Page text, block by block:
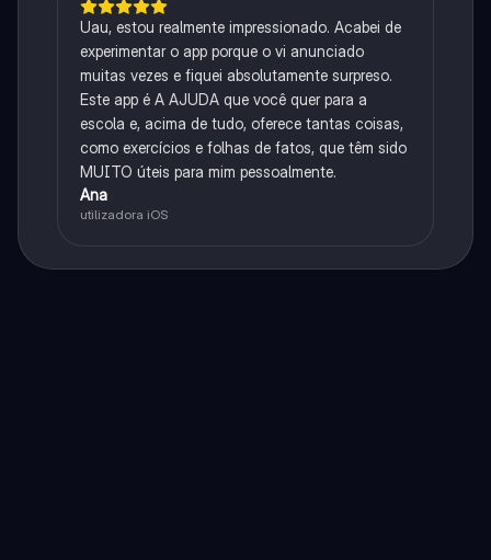
Uau, estou realmente impressionado. Acabei de
experimentar o app porque o vi anunciado
muitas vezes e fiquei absolutamente surpreso.
Este app é A AJUDA que você quer para a
escola e, acima de tudo, oferece tantas coisas,
como exercícios e folhas de fatos, que têm sido
MUITO úteis para mim pessoalmente.
Ana
utilizadora iOS